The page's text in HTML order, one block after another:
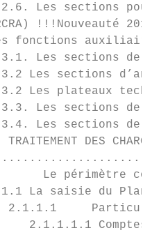
Les sections pour
!!!Nouveauté 2017
fonctions
Les sections de
Les sections
Les plateaux
Les sections de
Les sections de
TRAITEMENT DES
Le périmètre
La saisie du Plan
2.1.1.1
2.1.1.1.1 Comptes